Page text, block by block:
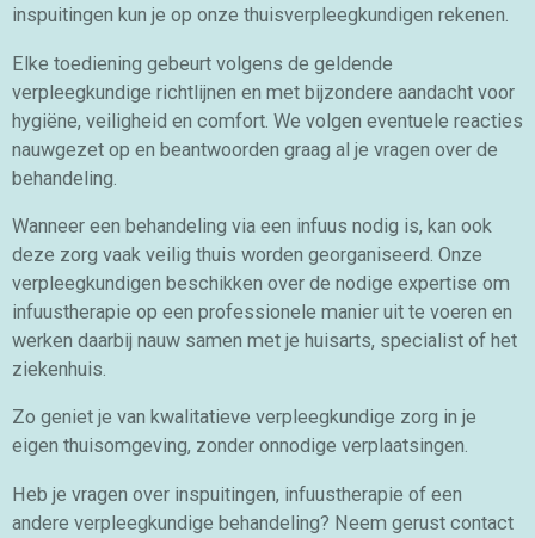
inspuitingen kun je op onze thuisverpleegkundigen rekenen.
Elke toediening gebeurt volgens de geldende
verpleegkundige richtlijnen en met bijzondere aandacht voor
hygiëne, veiligheid en comfort. We volgen eventuele reacties
nauwgezet op en beantwoorden graag al je vragen over de
behandeling.
Wanneer een behandeling via een infuus nodig is, kan ook
deze zorg vaak veilig thuis worden georganiseerd. Onze
verpleegkundigen beschikken over de nodige expertise om
infuustherapie op een professionele manier uit te voeren en
werken daarbij nauw samen met je huisarts, specialist of het
ziekenhuis.
Zo geniet je van kwalitatieve verpleegkundige zorg in je
eigen thuisomgeving, zonder onnodige verplaatsingen.
Heb je vragen over inspuitingen, infuustherapie of een
andere verpleegkundige behandeling? Neem gerust contact